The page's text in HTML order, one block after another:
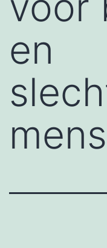
en